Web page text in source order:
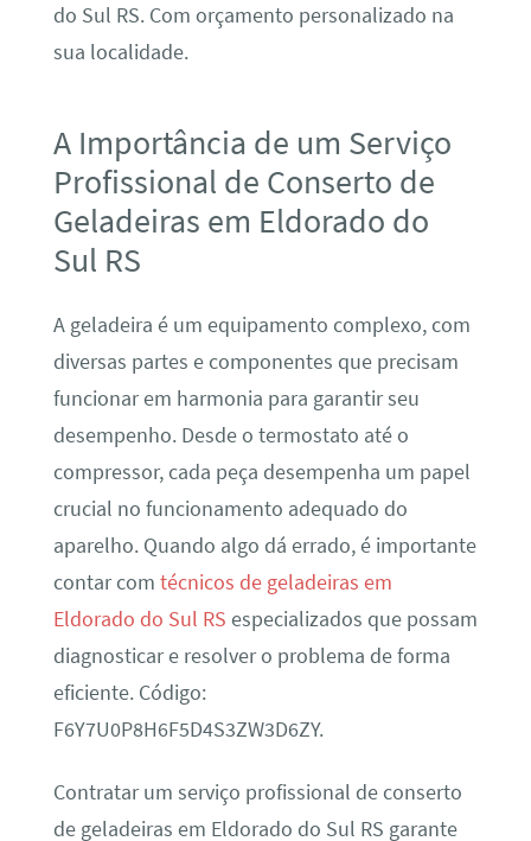
do Sul RS. Com orçamento personalizado na
sua localidade.
A Importância de um Serviço
Profissional de Conserto de
Geladeiras em Eldorado do
Sul RS
A geladeira é um equipamento complexo, com
diversas partes e componentes que precisam
funcionar em harmonia para garantir seu
desempenho. Desde o termostato até o
compressor, cada peça desempenha um papel
crucial no funcionamento adequado do
aparelho. Quando algo dá errado, é importante
contar com técnicos de geladeiras em
Eldorado do Sul RS especializados que possam
diagnosticar e resolver o problema de forma
eficiente. Código:
F6Y7U0P8H6F5D4S3ZW3D6ZY.
Contratar um serviço profissional de conserto
de geladeiras em Eldorado do Sul RS garante